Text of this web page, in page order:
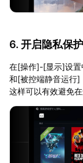
6. 开启隐私保护
在[操作]-[显示]设置
和[被控端静音运行]
这样可以有效避免